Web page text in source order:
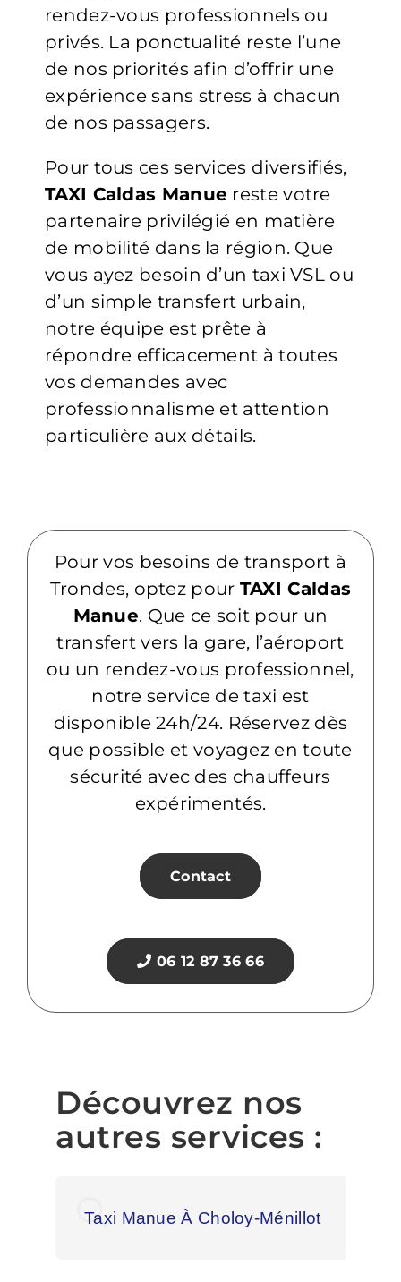
rendez-vous professionnels ou
privés. La ponctualité reste l’une
de nos priorités afin d’offrir une
expérience sans stress à chacun
de nos passagers.
Pour tous ces services diversifiés,
TAXI Caldas Manue reste votre
partenaire privilégié en matière
de mobilité dans la région. Que
vous ayez besoin d’un taxi VSL ou
d’un simple transfert urbain,
notre équipe est prête à
répondre efficacement à toutes
vos demandes avec
professionnalisme et attention
particulière aux détails.
Pour vos besoins de transport à
Trondes, optez pour TAXI Caldas
Manue. Que ce soit pour un
transfert vers la gare, l’aéroport
ou un rendez-vous professionnel,
notre service de taxi est
disponible 24h/24. Réservez dès
que possible et voyagez en toute
sécurité avec des chauffeurs
expérimentés.
Contact
06 12 87 36 66
Découvrez nos
autres services :
Taxi Manue À Choloy-Ménillot